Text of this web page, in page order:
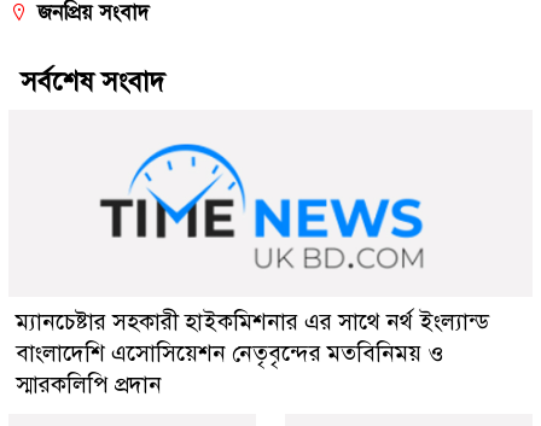
জনপ্রিয় সংবাদ
সর্বশেষ সংবাদ
ম্যানচেষ্টার সহকারী হাইকমিশনার এর সাথে নর্থ ইংল্যান্ড
বাংলাদেশি এসোসিয়েশন নেতৃবৃন্দের মতবিনিময় ও
স্মারকলিপি প্রদান